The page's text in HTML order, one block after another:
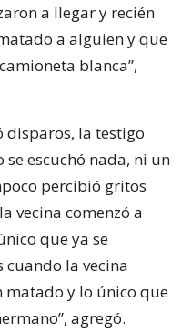
a llegar y recién
a alguien y que
blanca”,
disparos, la testigo
se escuchó nada, ni un
percibió gritos
vecina comenzó a
que ya se
la vecina
matado y lo único que
agregó.